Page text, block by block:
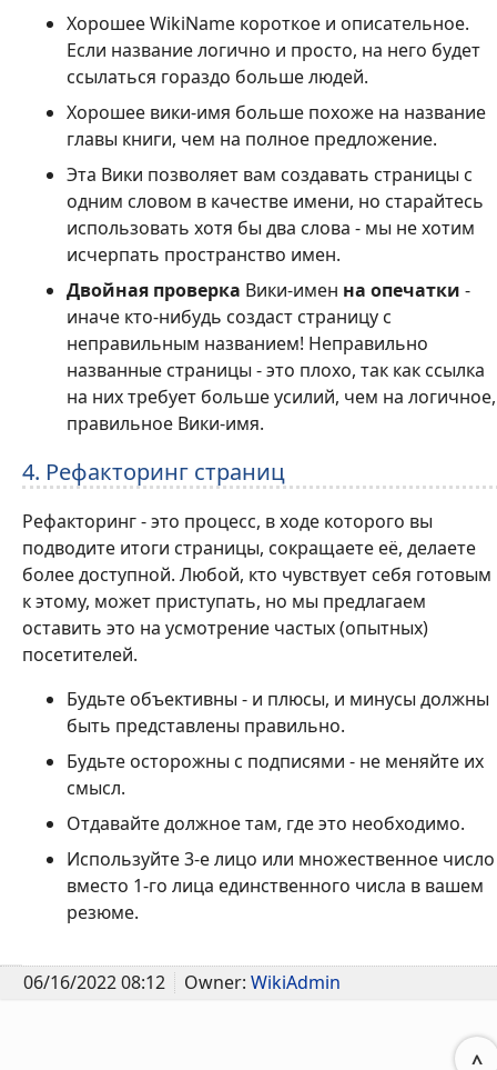
Хорошее WikiName короткое и описательное.
Если название логично и просто, на него будет
ссылаться гораздо больше людей.
Хорошее вики-имя больше похоже на название
главы книги, чем на полное предложение.
Эта Вики позволяет вам создавать страницы с
одним словом в качестве имени, но старайтесь
использовать хотя бы два слова - мы не хотим
исчерпать пространство имен.
Двойная проверка Вики-имен на опечатки -
иначе кто-нибудь создаст страницу с
неправильным названием! Неправильно
названные страницы - это плохо, так как ссылка
на них требует больше усилий, чем на логичное,
правильное Вики-имя.
4. Рефакторинг страниц
Рефакторинг - это процесс, в ходе которого вы
подводите итоги страницы, сокращаете её, делаете
более доступной. Любой, кто чувствует себя готовым
к этому, может приступать, но мы предлагаем
оставить это на усмотрение частых (опытных)
посетителей.
Будьте объективны - и плюсы, и минусы должны
быть представлены правильно.
Будьте осторожны с подписями - не меняйте их
смысл.
Отдавайте должное там, где это необходимо.
Используйте 3-е лицо или множественное число
вместо 1-го лица единственного числа в вашем
резюме.
06/16/2022 08:12 Owner: WikiAdmin